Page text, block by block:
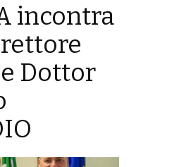
incontra
Dottor